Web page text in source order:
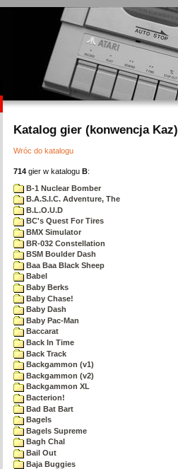
Katalog gier (konwencja Kaz)
Wróc do katalogu
714 gier w katalogu B:
B-1 Nuclear Bomber
B.A.S.I.C. Adventure, The
B.L.O.U.D
BC's Quest For Tires
BMX Simulator
BR-032 Constellation
BSM Boulder Dash
Baa Baa Black Sheep
Babel
Baby Berks
Baby Chase!
Baby Dash
Baby Pac-Man
Baccarat
Back In Time
Back Track
Backgammon (v1)
Backgammon (v2)
Backgammon XL
Bacterion!
Bad Bat Bart
Bagels
Bagels Supreme
Bagh Chal
Bail Out
Baja Buggies